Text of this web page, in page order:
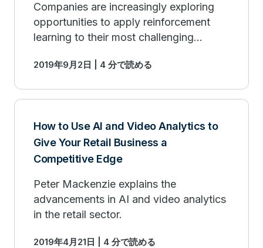
Companies are increasingly exploring
opportunities to apply reinforcement
learning to their most challenging
the best.
2019年9月2日 | 4 分で読める
How to Use AI and Video Analytics to
Give Your Retail Business a
Competitive Edge
Peter Mackenzie explains the
advancements in AI and video analytics
in the retail sector.
2019年4月21日 | 4 分で読める